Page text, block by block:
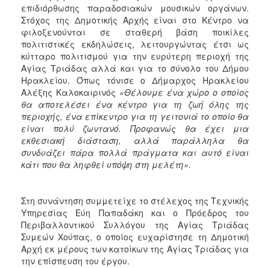
επιδιόρθωσης παραδοσιακών μουσικών οργάνων.
Στόχος της Δημοτικής Αρχής είναι στο Κέντρο να
φιλοξενούνται σε σταθερή βάση ποικίλες
πολιτιστικές εκδηλώσεις, λειτουργώντας έτσι ως
κύτταρο πολιτισμού για την ευρύτερη περιοχή της
Αγίας Τριάδας αλλά και για το σύνολο του Δήμου
Ηρακλείου. Όπως τόνισε ο Δήμαρχος Ηρακλείου
Αλέξης Καλοκαιρινός «Θέλουμε ένα χώρο ο οποίος
θα αποτελέσει ένα κέντρο για τη ζωή όλης της
περιοχής, ένα επίκεντρο για τη γειτονιά το οποίο θα
είναι πολύ ζωντανό. Προφανώς θα έχει μια
εκθεσιακή διάσταση, αλλά παράλληλα θα
συνδυάζει πάρα πολλά πράγματα και αυτό είναι
κάτι που θα ληφθεί υπόψη στη μελέτη».
Στη συνάντηση συμμετείχε το στέλεχος της Τεχνικής
Υπηρεσίας Εύη Παπαδάκη και ο Πρόεδρος του
Περιβαλλοντικού Συλλόγου της Αγίας Τριάδας
Συμεών Χούπας, ο οποίος ευχαρίστησε τη Δημοτική
Αρχή εκ μέρους των κατοίκων της Αγίας Τριάδας για
την επίσπευση του έργου.